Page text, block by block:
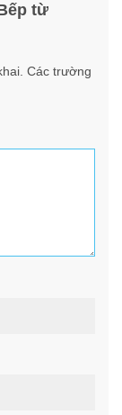
từ
Các trường